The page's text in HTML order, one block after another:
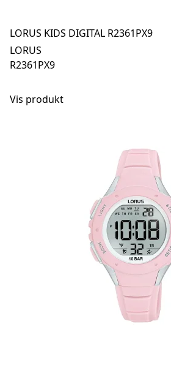
LORUS KIDS DIGITAL R2361PX9
LORUS
R2361PX9
Vis produkt